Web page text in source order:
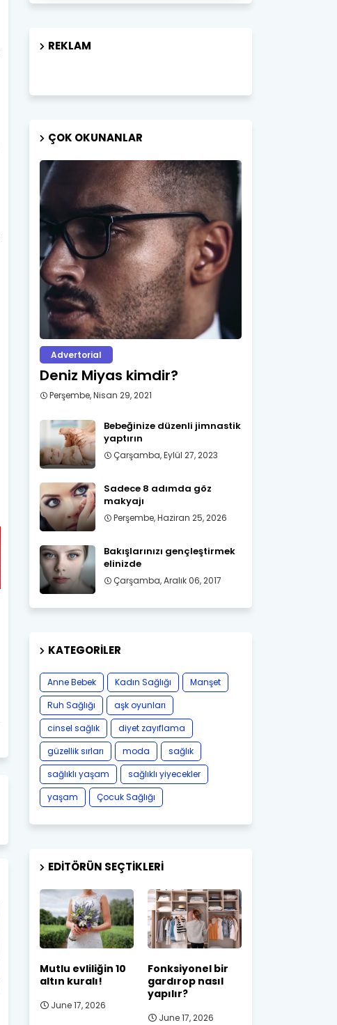
REKLAM
ÇOK OKUNANLAR
Advertorial
Deniz Miyas kimdir?
Perşembe, Nisan 29, 2021
Bebeğinize düzenli jimnastik
yaptırın
Çarşamba, Eylül 27, 2023
Sadece 8 adımda göz
makyajı
Perşembe, Haziran 25, 2026
Bakışlarınızı gençleştirmek
elinizde
Çarşamba, Aralık 06, 2017
KATEGORILER
Anne Bebek Kadın Sağlığı
Manşet
Ruh Sağlığı
aşk oyunları
cinsel sağlık
diyet zayıflama
güzellik sırları
moda
sağlık
sağlıklı yaşam
sağlıklı yiyecekler
yaşam
Çocuk Sağlığı
EDITÖRÜN SEÇTIKLERI
Mutlu evliliğin 10
altın kuralı!
June 17, 2026
Fonksiyonel bir
gardırop nasıl
yapılır?
June 17, 2026